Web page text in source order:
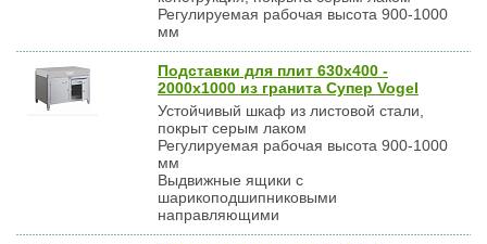
Регулируемая рабочая высота 900-1000
мм
Подставки для плит 630х400 -
2000х1000 из гранита Супер Vogel
Устойчивый шкаф из листовой стали,
покрыт серым лаком
Регулируемая рабочая высота 900-1000
мм
Выдвижные ящики с
шарикоподшипниковыми
направляющими